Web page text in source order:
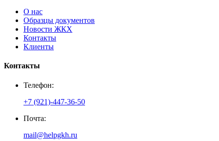
О нас
Образцы документов
Новости ЖКХ
Контакты
Клиенты
Контакты
Телефон:
+7 (921)-447-36-50
Почта:
mail@helpgkh.ru